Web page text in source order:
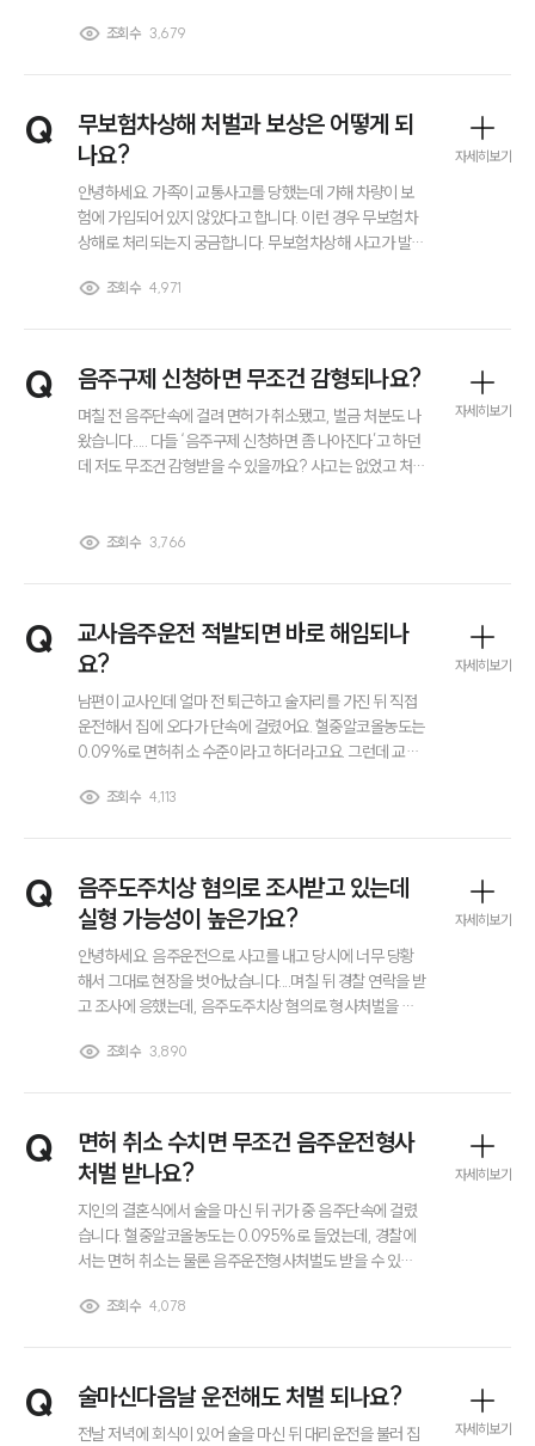
그룹소개
대륜의 강점
글로벌 파트너 로펌
고객의 소리
통합검색
AI대륜
주요 업무사례
사례분석/최신동향
법률정보
법률지식인
고객후기
전체
구성원 소개
노동산재전문변호사
언론보도
공지사항
법률 블로그
법률서식
뉴스레터/브로슈어
세미나
대륜법률상담예약
조회수 3,679
Q
무보험차상해 처벌과 보상은 어떻게 되
나요?
안녕하세요. 가족이 교통사고를 당했는데 가해 차량이 보
험에 가입되어 있지 않았다고 합니다. 이런 경우 무보험차
상해로 처리되는지 궁금합니다. 무보험차상해 사고가 발생
싶습니다.
조회수 4,971
자세히보기
Q 음주구제 신청하면 무조건 감형되나요?
며칠 전 음주단속에 걸려 면허가 취소됐고, 벌금 처분도 나
왔습니다..... 다들 ‘음주구제 신청하면 좀 나아진다’고 하던
데 저도 무조건 감형받을 수 있을까요? 사고는 없었고 처음
조회수 3,766
자세히보기
Q
교사음주운전 적발되면 바로 해임되나
요?
남편이 교사인데 얼마 전 퇴근하고 술자리를 가진 뒤 직접
운전해서 집에 오다가 단속에 걸렸어요. 혈중알코올농도는
0.09%로 면허취소 수준이라고 하더라고요. 그런데 교사
렇게 한 번 적발된 것만으로도 앞으로 교단에 서는 게 불가
조회수 4,113
자세히보기
Q
음주도주치상 혐의로 조사받고 있는데
실형 가능성이 높은가요?
안녕하세요. 음주운전으로 사고를 내고 당시에 너무 당황
해서 그대로 현장을 벗어났습니다....며칠 뒤 경찰 연락을 받
고 조사에 응했는데, 음주도주치상 혐의로 형사처벌을 받
닌 걸로 알고 있는데 그래도 실형 가능성이 높을까요? 어떻
조회수 3,890
자세히보기
Q
면허 취소 수치면 무조건 음주운전형사
처벌 받나요?
지인의 결혼식에서 술을 마신 뒤 귀가 중 음주단속에 걸렸
습니다. 혈중알코올농도는 0.095%로 들었는데, 경찰에
서는 면허 취소는 물론 음주운전형사처벌도 받을 수 있다
중이었는데도 처벌을 받게 되나요? 면허 취소 기준을 넘기
조회수 4,078
자세히보기
Q 술마신다음날 운전해도 처벌 되나요?
전날 저녁에 회식이 있어 술을 마신 뒤 대리운전을 불러 집
자세히보기